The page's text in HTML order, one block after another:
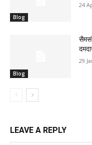
Blog
24
Blog
29
LEAVE A REPLY